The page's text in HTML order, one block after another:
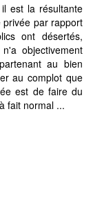
est la résultante
par rapport
ont désertés,
objectivement
au bien
au complot que
est de faire du
fait normal ...